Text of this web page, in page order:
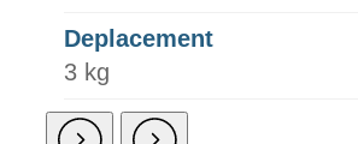
Deplacement
3 kg